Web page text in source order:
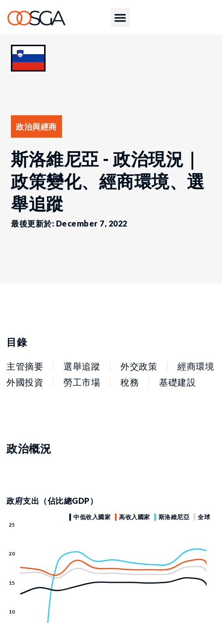
政治與經商
斯洛維尼亞 - 政治現況｜
政策變化、經商環境、選
舉追蹤
最後更新於: December 7, 2022
目錄
主管摘要 選舉追蹤 外交政策
經商環境
外國投資
勞工市場 稅務 基礎建設
政治概況
政府支出（佔比總GDP）